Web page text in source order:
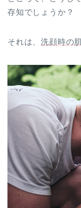
存知でしょうか？
それは、洗顔時の